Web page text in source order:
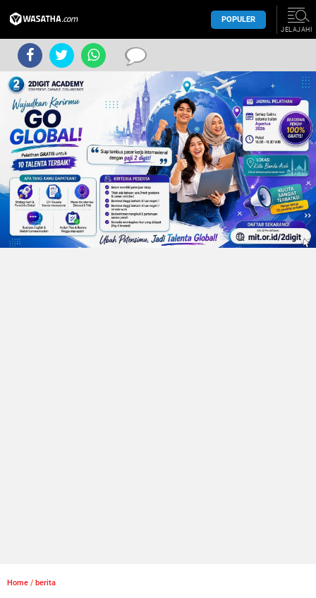
POPULER
JELAJAHI
Home / berita